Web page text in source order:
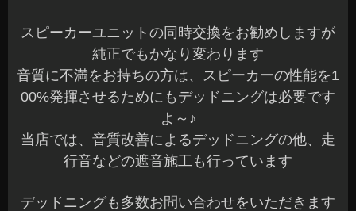
スピーカーユニットの同時交換をお勧めしますが
純正でもかなり変わります
音質に不満をお持ちの方は、スピーカーの性能を1
00%発揮させるためにもデッドニングは必要です
よ～♪
当店では、音質改善によるデッドニングの他、走
行音などの遮音施工も行っています
デッドニングも多数お問い合わせをいただきます